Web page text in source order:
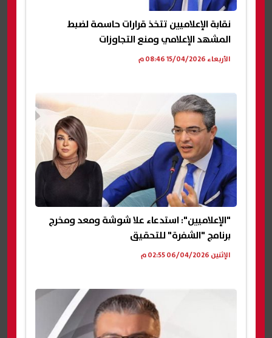
نقابة الإعلاميين تتخذ قرارات حاسمة لضبط
المشهد الإعلامي ومنع التجاوزات
الأربعاء 15/04/2026 08:46 م
"الإعلاميين": استدعاء علا شوشة ومعد ومخرج
برنامج "الشفرة" للتحقيق
الإثنين 06/04/2026 02:55 م